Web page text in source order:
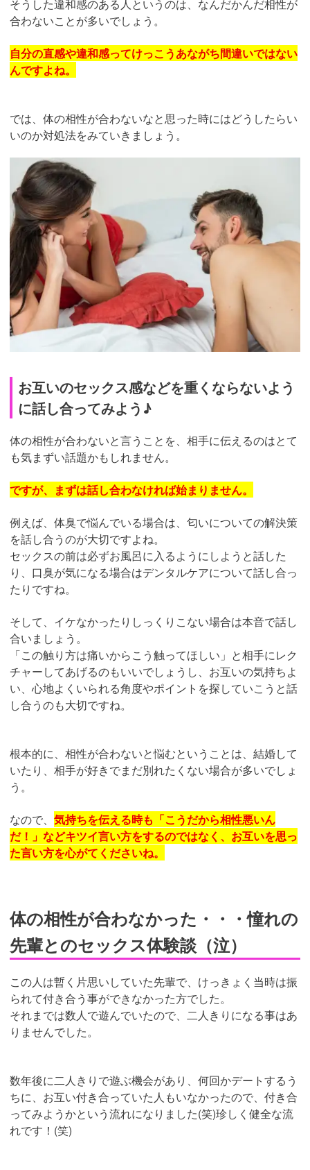
そうした違和感のある人というのは、なんだかんだ相性が
合わないことが多いでしょう。
自分の直感や違和感ってけっこうあながち間違いではない
んですよね。
では、体の相性が合わないなと思った時にはどうしたらい
いのか対処法をみていきましょう。
お互いのセックス感などを重くならないよう
に話し合ってみよう♪
体の相性が合わないと言うことを、相手に伝えるのはとて
も気まずい話題かもしれません。
ですが、まずは話し合わなければ始まりません。
例えば、体臭で悩んでいる場合は、匂いについての解決策
を話し合うのが大切ですよね。
セックスの前は必ずお風呂に入るようにしようと話した
り、口臭が気になる場合はデンタルケアについて話し合っ
たりですね。
そして、イケなかったりしっくりこない場合は本音で話し
合いましょう。
「この触り方は痛いからこう触ってほしい」と相手にレク
チャーしてあげるのもいいでしょうし、お互いの気持ちよ
い、心地よくいられる角度やポイントを探していこうと話
し合うのも大切ですね。
根本的に、相性が合わないと悩むということは、結婚して
いたり、相手が好きでまだ別れたくない場合が多いでしょ
う。
なので、 気持ちを伝える時も「こうだから相性悪いん
だ！」などキツイ言い方をするのではなく、お互いを思っ
た言い方を心がてくださいね。
体の相性が合わなかった・・・憧れの
先輩とのセックス体験談（泣）
この人は暫く片思いしていた先輩で、けっきょく当時は振
られて付き合う事ができなかった方でした。
それまでは数人で遊んでいたので、二人きりになる事はあ
りませんでした。
数年後に二人きりで遊ぶ機会があり、何回かデートするう
ちに、お互い付き合っていた人もいなかったので、付き合
ってみようかという流れになりました(笑)珍しく健全な流
れです！(笑)